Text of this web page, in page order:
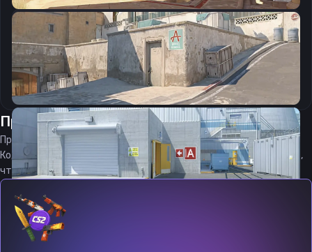
CSGO-KJn4e-Wax4B-SLKyi-JShyG-UQnMC
Скопировать
Прицелфростезор от 08.08.2026
Прицел frostezoR является актуальным на08.08.2026
Код прицела
CS 2 стараемся еженедельно обновлять,
чтобы вы могли играть с актуальными настройками игрока.